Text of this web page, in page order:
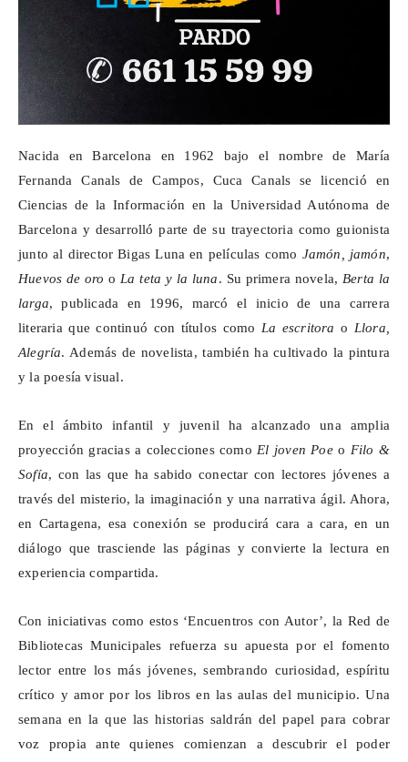
Nacida en Barcelona en 1962 bajo el nombre de María
Fernanda Canals de Campos, Cuca Canals se licenció en
Ciencias de la Información en la Universidad Autónoma de
Barcelona y desarrolló parte de su trayectoria como guionista
junto al director Bigas Luna en películas como Jamón, jamón,
Huevos de oro o La teta y la luna. Su primera novela, Berta la
larga, publicada en 1996, marcó el inicio de una carrera
literaria que continuó con títulos como La escritora o Llora,
Alegría. Además de novelista, también ha cultivado la pintura
y la poesía visual.
En el ámbito infantil y juvenil ha alcanzado una amplia
proyección gracias a colecciones como El joven Poeo Filo &
Sofía, con las que ha sabido conectar con lectores jóvenes a
través del misterio, la imaginación y una narrativa ágil. Ahora,
en Cartagena, esa conexión se producirá cara a cara, en un
diálogo que trasciende las páginas y convierte la lectura en
experiencia compartida.
Con iniciativas como estos ‘Encuentros con Autor’, la Red de
Bibliotecas Municipales refuerza su apuesta por el fomento
lector entre los más jóvenes, sembrando curiosidad, espíritu
crítico y amor por los libros en las aulas del municipio. Una
semana en la que las historias saldrán del papel para cobrar
voz propia ante quienes comienzan a descubrir el poder